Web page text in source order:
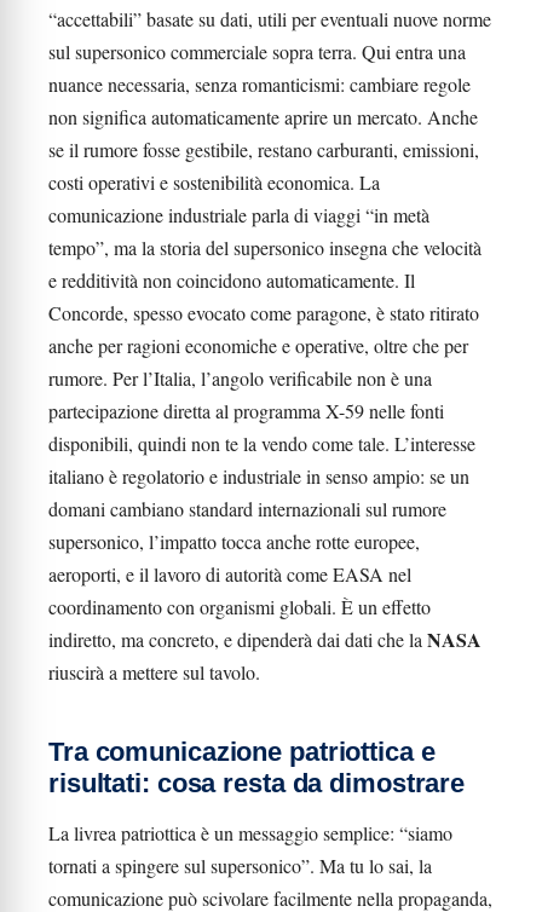
“accettabili” basate su dati, utili per eventuali nuove norme
sul supersonico commerciale sopra terra. Qui entra una
nuance necessaria, senza romanticismi: cambiare regole
non significa automaticamente aprire un mercato. Anche
se il rumore fosse gestibile, restano carburanti, emissioni,
costi operativi e sostenibilità economica. La
comunicazione industriale parla di viaggi “in metà
tempo”, ma la storia del supersonico insegna che velocità
e redditività non coincidono automaticamente. Il
Concorde, spesso evocato come paragone, è stato ritirato
anche per ragioni economiche e operative, oltre che per
rumore. Per l’Italia, l’angolo verificabile non è una
partecipazione diretta al programma X-59 nelle fonti
disponibili, quindi non te la vendo come tale. L’interesse
italiano è regolatorio e industriale in senso ampio: se un
domani cambiano standard internazionali sul rumore
supersonico, l’impatto tocca anche rotte europee,
aeroporti, e il lavoro di autorità come EASA nel
coordinamento con organismi globali. È un effetto
indiretto, ma concreto, e dipenderà dai dati che la NASA
riuscirà a mettere sul tavolo.
Tra comunicazione patriottica e
risultati: cosa resta da dimostrare
La livrea patriottica è un messaggio semplice: “siamo
tornati a spingere sul supersonico”. Ma tu lo sai, la
comunicazione può scivolare facilmente nella propaganda,